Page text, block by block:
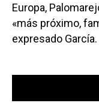
Europa,
«más próximo,
expresado García.